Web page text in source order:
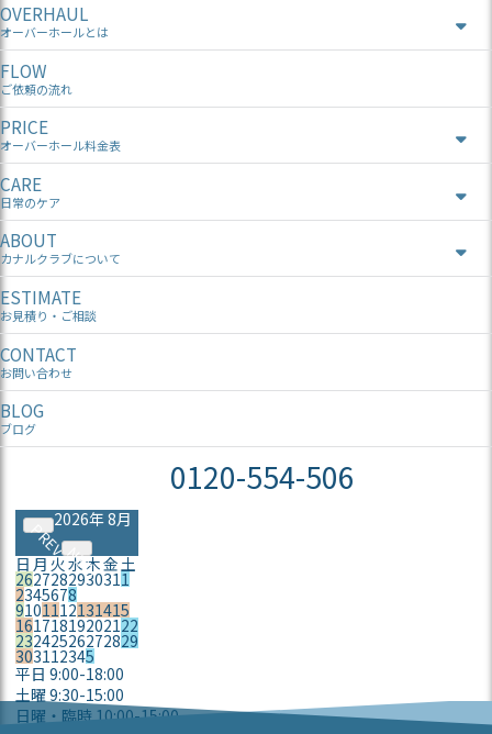
OVERHAUL
オーバーホールとは
FLOW
ご依頼の流れ
PRICE
オーバーホール料金表
CARE
日常のケア
ABOUT
カナルクラブについて
ESTIMATE
お見積り・ご相談
CONTACT
お問い合わせ
BLOG
ブログ
0120-554-506
PREV
2026年 8月
NEXT
日 月 火水木金土
2627282930311
2345678
9101112131415
16171819202122
23242526272829
303112345
平日 9:00-18:00
土曜 9:30-15:00
日曜・臨時 10:00-15:00